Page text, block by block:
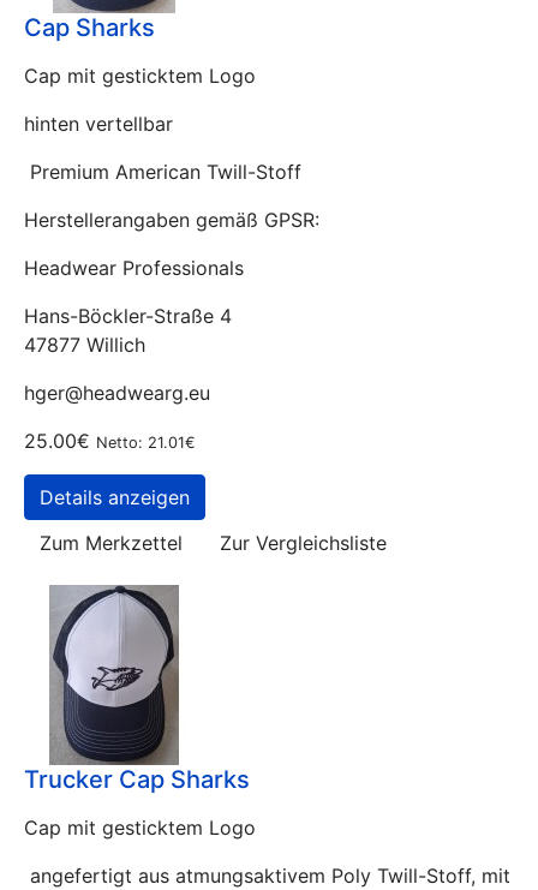
Cap Sharks
Cap mit gesticktem Logo
hinten vertellbar
Premium American Twill-Stoff
Herstellerangaben gemäß GPSR:
Headwear Professionals
Hans-Böckler-Straße 4
47877 Willich
hger@headwearg.eu
25.00€ Netto: 21.01€
Details anzeigen
Zum Merkzettel
Zur Vergleichsliste
Trucker Cap Sharks
Cap mit gesticktem Logo
angefertigt aus atmungsaktivem Poly Twill-Stoff, mit